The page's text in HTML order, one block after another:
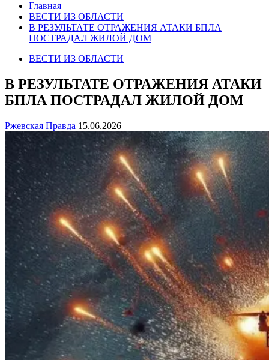
Главная
ВЕСТИ ИЗ ОБЛАСТИ
В РЕЗУЛЬТАТЕ ОТРАЖЕНИЯ АТАКИ БПЛА
ПОСТРАДАЛ ЖИЛОЙ ДОМ
ВЕСТИ ИЗ ОБЛАСТИ
В РЕЗУЛЬТАТЕ ОТРАЖЕНИЯ АТАКИ
БПЛА ПОСТРАДАЛ ЖИЛОЙ ДОМ
Ржевская Правда 15.06.2026